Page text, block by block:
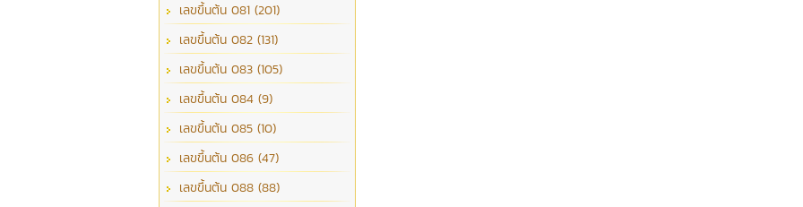
เลขขึ้นต้น 081 (201)
เลขขึ้นต้น 082 (131)
เลขขึ้นต้น 083 (105)
เลขขึ้นต้น 084 (9)
เลขขึ้นต้น 085 (10)
เลขขึ้นต้น 086 (47)
เลขขึ้นต้น 088 (88)